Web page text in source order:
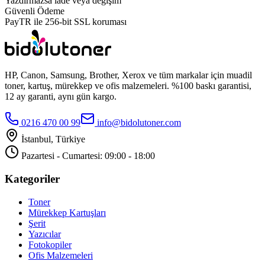
Güvenli Ödeme
PayTR ile 256-bit SSL koruması
HP, Canon, Samsung, Brother, Xerox ve tüm markalar için muadil
toner, kartuş, mürekkep ve ofis malzemeleri. %100 baskı garantisi,
12 ay garanti, aynı gün kargo.
0216 470 00 99
info@bidolutoner.com
İstanbul, Türkiye
Pazartesi - Cumartesi: 09:00 - 18:00
Kategoriler
Toner
Mürekkep Kartuşları
Şerit
Yazıcılar
Fotokopiler
Ofis Malzemeleri